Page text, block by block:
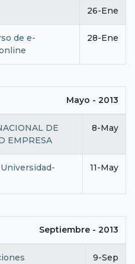
26-Ene
de e-
28-Ene
Mayo - 2013
DE
EMPRESA
8-May
11-May
Septiembre - 2013
9-Sep